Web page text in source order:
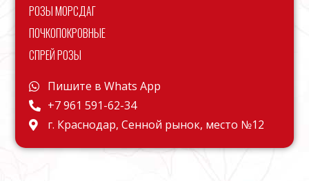
РОЗЫ МОРСДАГ
ПОЧКОПОКРОВНЫЕ
СПРЕЙ РОЗЫ
Пишите в Whats App
+7 961 591-62-34
г. Краснодар, Сенной рынок, место №12